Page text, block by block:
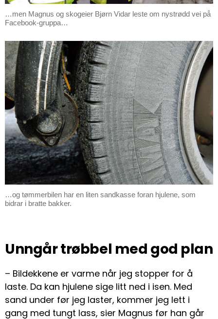
…men Magnus og skogeier Bjørn Vidar leste om nystrødd vei på
Facebook-gruppa…
…og tømmerbilen har en liten sandkasse foran hjulene, som
bidrar i bratte bakker.
Unngår trøbbel med god plan
– Bildekkene er varme når jeg stopper for å
laste. Da kan hjulene sige litt ned i isen. Med
sand under før jeg laster, kommer jeg lett i
gang med tungt lass, sier Magnus før han går